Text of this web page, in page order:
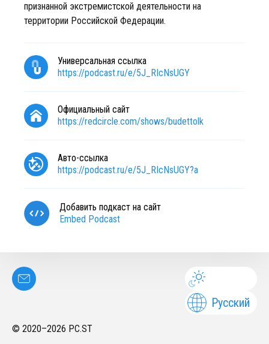
признанной экстремистской деятельности на
территории Российской Федерации.
Универсальная ссылка
https://podcast.ru/e/5J_RIcNsUGY
Официальный сайт
https://redcircle.com/shows/budettolk
Авто-ссылка
https://podcast.ru/e/5J_RIcNsUGY?a
Добавить подкаст на сайт
Embed Podcast
Русский
© 2020–2026 PC.ST